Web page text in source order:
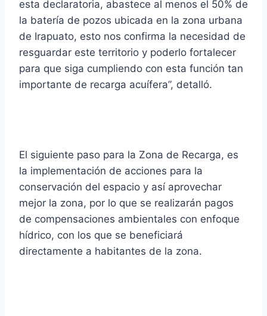
esta declaratoria, abastece al menos el 50% de
la batería de pozos ubicada en la zona urbana
de Irapuato, esto nos confirma la necesidad de
resguardar este territorio y poderlo fortalecer
para que siga cumpliendo con esta función tan
importante de recarga acuífera”, detalló.
El siguiente paso para la Zona de Recarga, es
la implementación de acciones para la
conservación del espacio y así aprovechar
mejor la zona, por lo que se realizarán pagos
de compensaciones ambientales con enfoque
hídrico, con los que se beneficiará
directamente a habitantes de la zona.